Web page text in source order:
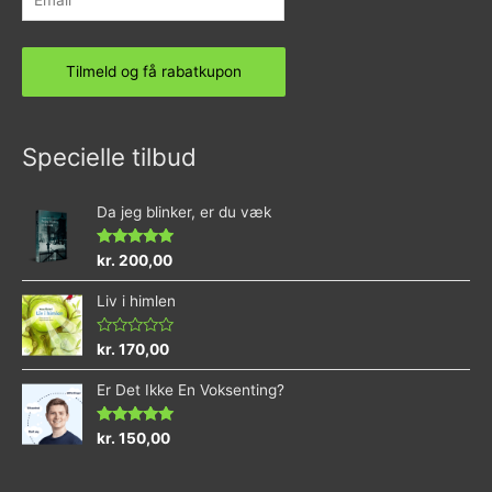
Specielle tilbud
Da jeg blinker, er du væk
Vurderet
ud af 5
kr. 200,00
Liv i himlen
Vurderet
ud
af
5
kr. 170,00
Er Det Ikke En Voksenting?
Vurderet
ud af 5
kr. 150,00